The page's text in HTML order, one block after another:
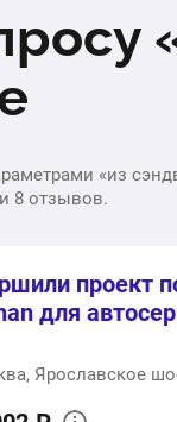
«из
8 отзывов.
проект
для
Ярославское